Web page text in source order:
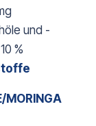
und -
%
MORINGA